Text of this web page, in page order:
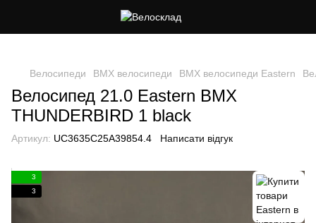
Велосипеди BMX велосипеди BMX велосипеди Eastern
Велосипед 21.0 Eastern BMX
THUNDERBIRD 1 black
Артикул: UC3635C25A39854.4 Написати відгук
3
3